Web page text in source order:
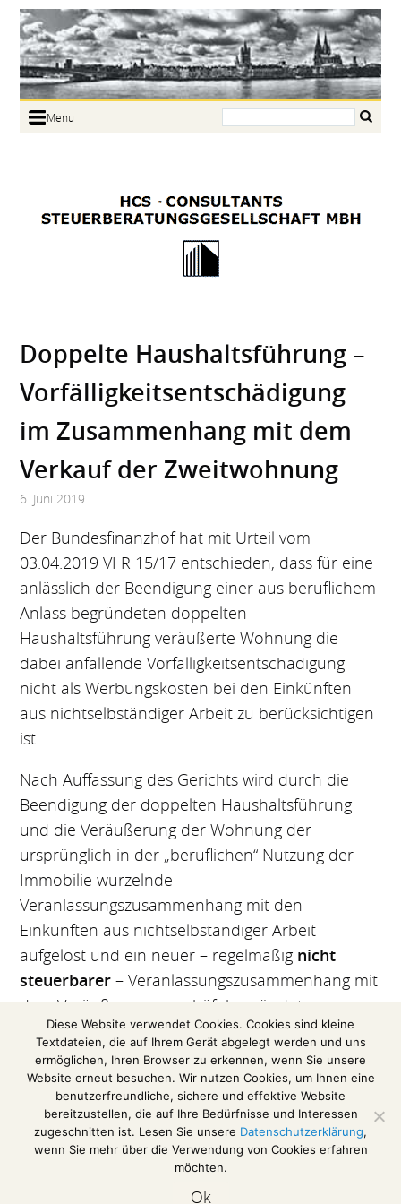
Menu
Links
Doppelte Haushaltsführung –
Vorfälligkeitsentschädigung
im Zusammenhang mit dem
Verkauf der Zweitwohnung
6. Juni 2019
Der Bundesfinanzhof hat mit Urteil vom
03.04.2019 VI R 15/17 entschieden, dass für eine
anlässlich der Beendigung einer aus beruflichem
Anlass begründeten doppelten
Haushaltsführung veräußerte Wohnung die
dabei anfallende Vorfälligkeitsentschädigung
nicht als Werbungskosten bei den Einkünften
aus nichtselbständiger Arbeit zu berücksichtigen
ist.
Nach Auffassung des Gerichts wird durch die
Beendigung der doppelten Haushaltsführung
und die Veräußerung der Wohnung der
ursprünglich in der „beruflichen“ Nutzung der
Immobilie wurzelnde
Veranlassungszusammenhang mit den
Einkünften aus nichtselbständiger Arbeit
aufgelöst und ein neuer – regelmäßig nicht
steuerbarer – Veranlassungszusammenhang mit
dem Veräußerungsgeschäft begründet.
(Auszug aus einer Pressemitteilung des
Bundesfinanzhofs)
Das Urteil im Volltext
Diese Website verwendet Cookies. Cookies sind kleine
Textdateien, die auf Ihrem Gerät abgelegt werden und uns
ermöglichen, Ihren Browser zu erkennen, wenn Sie unsere
Website erneut besuchen. Wir nutzen Cookies, um Ihnen eine
benutzerfreundliche, sichere und effektive Website
bereitzustellen, die auf Ihre Bedürfnisse und Interessen
zugeschnitten ist. Lesen Sie unsere Datenschutzerklärung,
wenn Sie mehr über die Verwendung von Cookies erfahren
möchten.
Ok